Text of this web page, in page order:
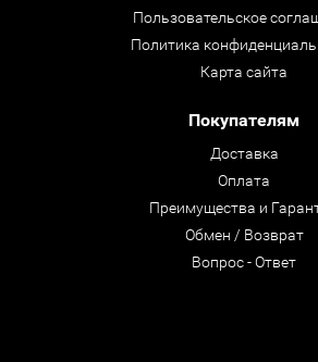
Пользовательское
Политика
Карта сайта
Покупателям
Доставка
Оплата
Преимущества и
Обмен / Возврат
Вопрос - Ответ